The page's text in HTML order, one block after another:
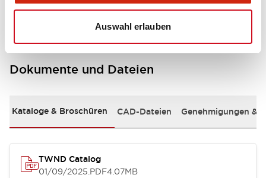
Auswahl erlauben
Dokumente und Dateien
Kataloge & Broschüren CAD-Dateien Genehmigungen &
TWND Catalog
01/09/2025.PDF4.07MB